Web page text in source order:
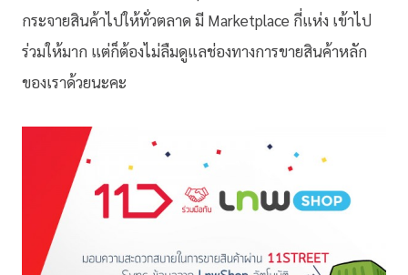
กระจายสินค้าไปให้ทั่วตลาด มี Marketplace กี่แห่ง เข้าไป
ร่วมให้มาก แต่ก็ต้องไม่ลืมดูแลช่องทางการขายสินค้าหลัก
ของเราด้วยนะคะ